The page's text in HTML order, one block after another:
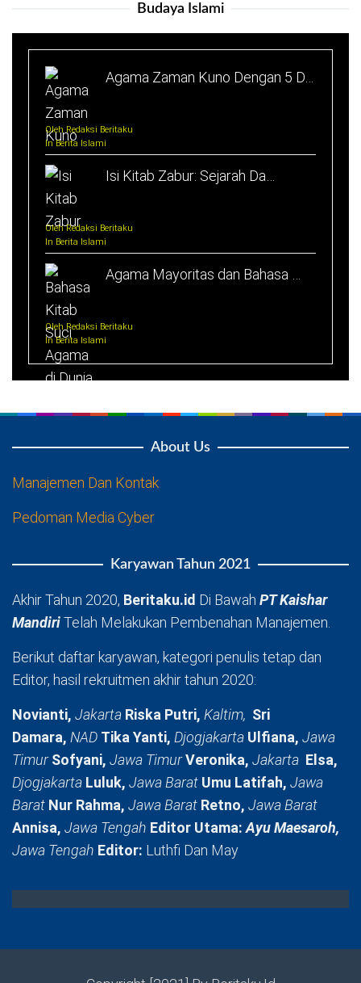
Budaya Islami
Agama Zaman Kuno Dengan 5 D…
Oleh Redaksi Beritaku
In Berita Islami
Isi Kitab Zabur: Sejarah Da…
Oleh Redaksi Beritaku
In Berita Islami
Agama Mayoritas dan Bahasa …
Oleh Redaksi Beritaku
In Berita Islami
About Us
Manajemen Dan Kontak
Pedoman Media Cyber
Karyawan Tahun 2021
Akhir Tahun 2020, Beritaku.id Di Bawah PT Kaishar
MandiriTelah Melakukan Pembenahan Manajemen.
Berikut daftar karyawan, kategori penulis tetap dan
Editor, hasil rekruitmen akhir tahun 2020:
Novianti, Jakarta Riska Putri, Kaltim, Sri
Damara, NAD Tika Yanti, Djogjakarta Ulfiana, Jawa
TimurSofyani, Jawa TimurVeronika, Jakarta Elsa,
Djogjakarta Luluk, Jawa Barat Umu Latifah, Jawa
Barat Nur Rahma, Jawa Barat Retno, Jawa Barat
Annisa, Jawa Tengah Editor Utama:Ayu Maesaroh,
Jawa Tengah Editor: Luthfi Dan May